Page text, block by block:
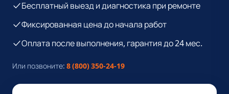
Бесплатный выезд и диагностика при ремонте
Фиксированная цена до начала работ
Оплата после выполнения, гарантия до 24 мес.
Или позвоните: 8 (800) 350-24-19